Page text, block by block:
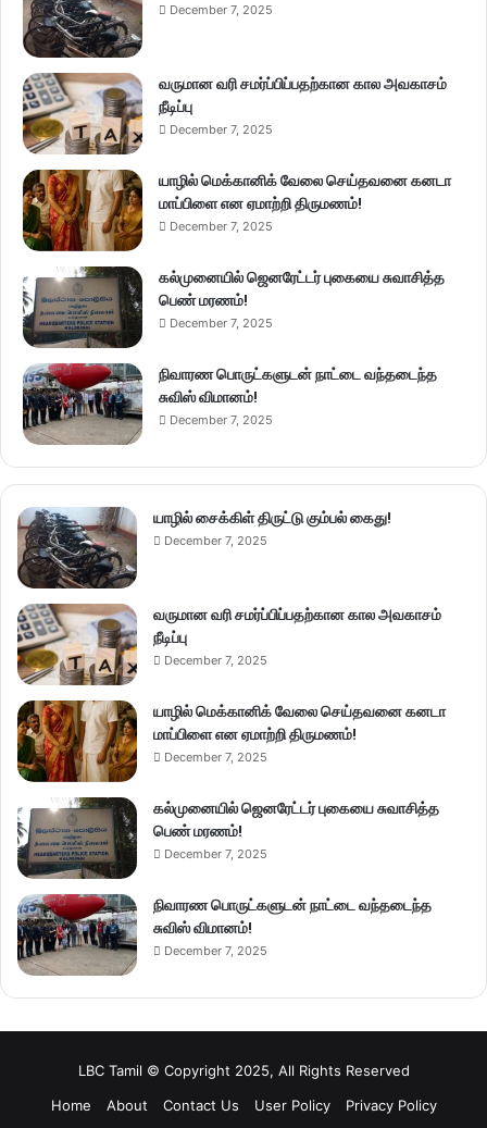
December 7, 2025
வருமான வரி சமர்ப்பிப்பதற்கான கால அவகாசம்
நீடிப்பு
December 7, 2025
யாழில் மெக்கானிக் வேலை செய்தவனை கனடா
மாப்பிளை என ஏமாற்றி திருமணம்!
December 7, 2025
கல்முனையில் ஜெனரேட்டர் புகையை சுவாசித்த
பெண் மரணம்!
December 7, 2025
நிவாரண பொருட்களுடன் நாட்டை வந்தடைந்த
சுவிஸ் விமானம்!
December 7, 2025
யாழில் சைக்கிள் திருட்டு கும்பல் கைது!
December 7, 2025
வருமான வரி சமர்ப்பிப்பதற்கான கால அவகாசம்
நீடிப்பு
December 7, 2025
யாழில் மெக்கானிக் வேலை செய்தவனை கனடா
மாப்பிளை என ஏமாற்றி திருமணம்!
December 7, 2025
கல்முனையில் ஜெனரேட்டர் புகையை சுவாசித்த
பெண் மரணம்!
December 7, 2025
நிவாரண பொருட்களுடன் நாட்டை வந்தடைந்த
சுவிஸ் விமானம்!
December 7, 2025
LBC Tamil © Copyright 2025, All Rights Reserved
Home
About Contact Us User Policy Privacy Policy